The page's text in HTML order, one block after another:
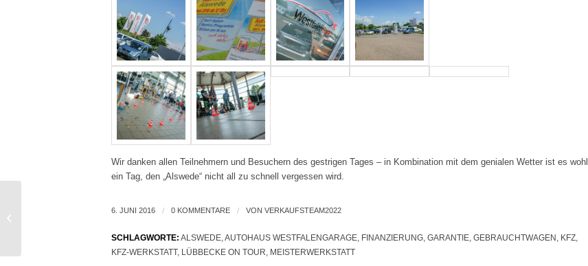
Wir danken allen Teilnehmern und Besuchern des gestrigen Tages – in Kombination mit dem genialen Wetter ist es wohl
ein Tag, den „Alswede“ nicht all zu schnell vergessen wird.
6. JUNI 2016 / 0 KOMMENTARE / VON VERKAUFSTEAM2022
SCHLAGWORTE: ALSWEDE AUTOHAUS WESTFALENGARAGE FINANZIERUNG GARANTIE GEBRAUCHTWAGEN KFZ
KFZ-WERKSTATT, LÜBBECKE ON TOUR MEISTERWERKSTATT